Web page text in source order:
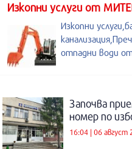
Изкопни услуги от
Изкопни
отпадни води
Започва
номер по
16:04 | 06 август